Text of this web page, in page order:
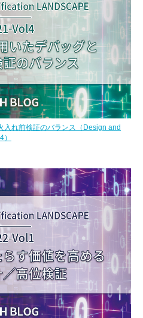
入れ前検証のバランス（Design and